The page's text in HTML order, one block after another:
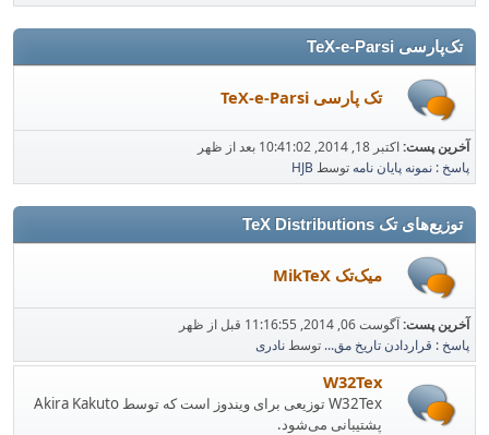
تک‌پارسی TeX-e-Parsi
تک پارسی TeX-e-Parsi
آخرین پست:اکتبر 18, 2014, 10:41:02 بعد از ظهر
پاسخ : نمونه پایان نامه توسط HJB
توزیع‌های تک TeX Distributions
میک‌تک MikTeX
آخرین پست:آگوست 06, 2014, 11:16:55 قبل از ظهر
پاسخ : قراردادن تاریخ مق... توسطنادری
W32Tex
W32Tex توزیعی برای ویندوز است که توسط Akira Kakuto
پشتیبانی می‌شود.